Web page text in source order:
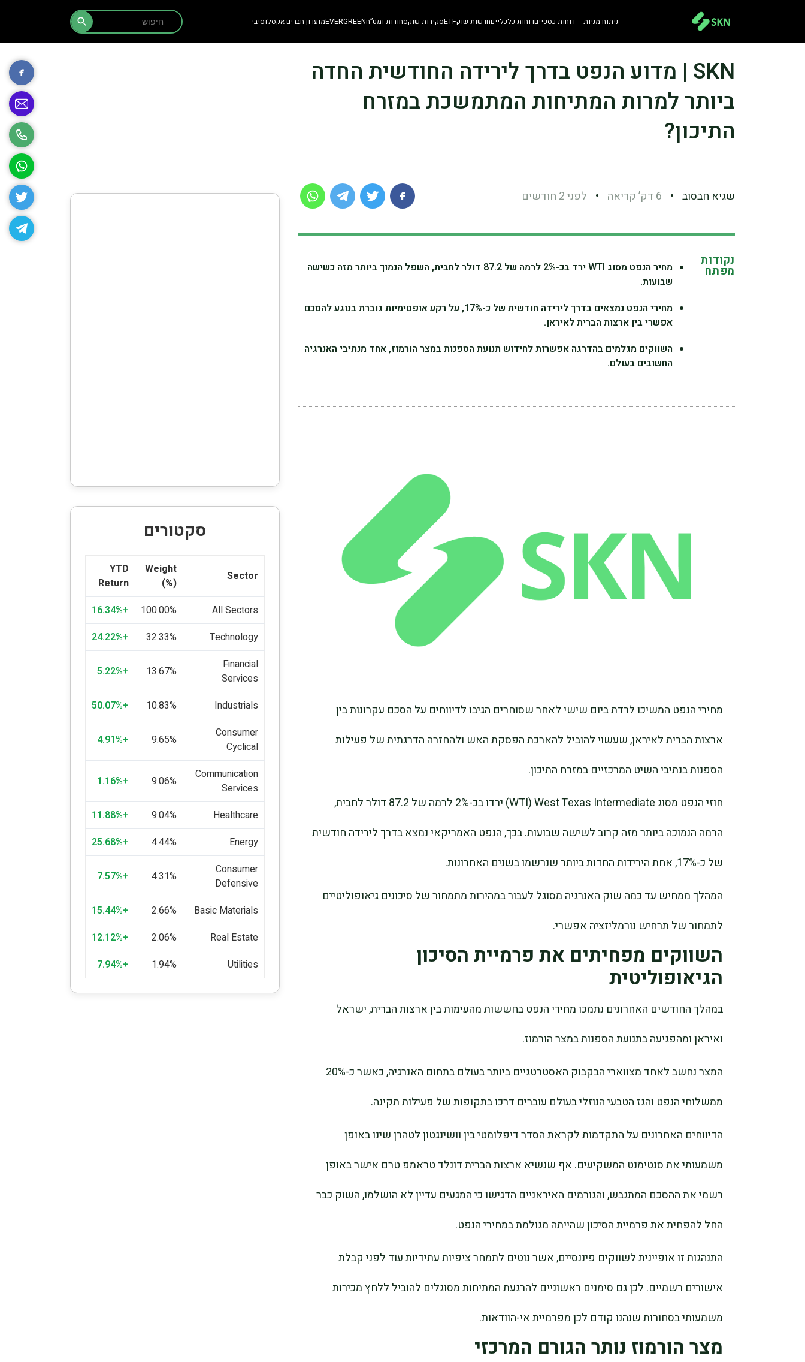
ניתוח מניות דוחות כספייםדוחות כלכלייםחדשות שוקETFסקירות שוקסחורות ומט”חEVERGREENמועדון חברים אקסלוסיבי Search
for:
Search Button
SKN | מדוע הנפט בדרך לירידה החודשית החדה
ביותר למרות המתיחות המתמשכת במזרח
התיכון?
שגיא חבסוב • 6 דק’ קריאה • לפני 2 חודשים
נקודות
מפתח
מחיר הנפט מסוג WTI ירד בכ-2% לרמה של 87.2 דולר לחבית, השפל הנמוך ביותר מזה כשישה
שבועות.
מחירי הנפט נמצאים בדרך לירידה חודשית של כ-17%, על רקע אופטימיות גוברת בנוגע להסכם
אפשרי בין ארצות הברית לאיראן.
השווקים מגלמים בהדרגה אפשרות לחידוש תנועת הספנות במצר הורמוז, אחד מנתיבי האנרגיה
החשובים בעולם.
מחירי הנפט המשיכו לרדת ביום שישי לאחר שסוחרים הגיבו לדיווחים על הסכם עקרונות בין
ארצות הברית לאיראן, שעשוי להוביל להארכת הפסקת האש ולהחזרה הדרגתית של פעילות
הספנות בנתיבי השיט המרכזיים במזרח התיכון.
חוזי הנפט מסוג West Texas Intermediate ‏(WTI) ירדו בכ-2% לרמה של 87.2 דולר לחבית,
הרמה הנמוכה ביותר מזה קרוב לשישה שבועות. בכך, הנפט האמריקאי נמצא בדרך לירידה חודשית
של כ-17%, אחת הירידות החדות ביותר שנרשמו בשנים האחרונות.
המהלך ממחיש עד כמה שוק האנרגיה מסוגל לעבור במהירות מתמחור של סיכונים גיאופוליטיים
לתמחור של תרחיש נורמליזציה אפשרי.
השווקים מפחיתים את פרמיית הסיכון
הגיאופוליטית
במהלך החודשים האחרונים נתמכו מחירי הנפט בחששות מהעימות בין ארצות הברית, ישראל
ואיראן ומהפגיעה בתנועת הספנות במצר הורמוז.
המצר נחשב לאחד מצווארי הבקבוק האסטרטגיים ביותר בעולם בתחום האנרגיה, כאשר כ-20%
ממשלוחי הנפט והגז הטבעי הנוזלי בעולם עוברים דרכו בתקופות של פעילות תקינה.
הדיווחים האחרונים על התקדמות לקראת הסדר דיפלומטי בין וושינגטון לטהרן שינו באופן
משמעותי את סנטימנט המשקיעים. אף שנשיא ארצות הברית דונלד טראמפ טרם אישר באופן
רשמי את ההסכם המתגבש, והגורמים האיראניים הדגישו כי המגעים עדיין לא הושלמו, השוק כבר
החל להפחית את פרמיית הסיכון שהייתה מגולמת במחירי הנפט.
התנהגות זו אופיינית לשווקים פיננסיים, אשר נוטים לתמחר ציפיות עתידיות עוד לפני קבלת
אישורים רשמיים. לכן גם סימנים ראשוניים להרגעת המתיחות מסוגלים להוביל ללחץ מכירות
משמעותי בסחורות שנהנו קודם לכן מפרמיית אי-הוודאות.
מצר הורמוז נותר הגורם המרכזי
סקטורים
Sector
Weight
(%)
YTD
Return
All Sectors
100.00%
+16.34%
Technology
32.33%
+24.22%
Financial
Services
13.67%
+5.22%
Industrials
10.83%
+50.07%
Consumer
Cyclical
9.65%
+4.91%
Communication
Services
9.06%
+1.16%
Healthcare
9.04%
+11.88%
Energy
4.44%
+25.68%
Consumer
Defensive
4.31%
+7.57%
Basic Materials
2.66%
+15.44%
Real Estate
2.06%
+12.12%
Utilities
1.94%
+7.94%